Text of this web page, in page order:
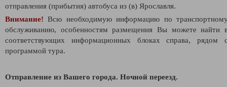
отправления (прибытия) автобуса из (в) Ярославля.
Внимание! Всю необходимую информацию по
обслуживанию, особенностям размещения Вы можете найти
соответствующих информационных блоках справа, рядом
программой тура.
Отправление из Вашего города. Ночной переезд.